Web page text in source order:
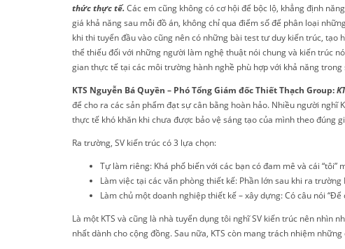
thức thực tế. Các em cũng không có cơ hội để bộc lộ, khẳng định
giá khả năng sau mỗi đồ án, không chỉ qua điểm số để phân loại
khi thi tuyển đầu vào cũng nên có những bài test tư duy kiến trúc, tạo
thể thiếu đối với những người làm nghệ thuật nói chung và kiến trúc
gian thực tế tại các môi trường hành nghề phù hợp với khả năng
KTS Nguyễn Bá Quyền – Phó Tổng Giám đốc Thiết Thạch Group:
để cho ra các sản phẩm đạt sự cân bằng hoàn hảo. Nhiều người nghĩ
thực tế khó khăn khi chưa được bảo vệ sáng tạo của mình theo đúng
Ra trường, SV kiến trúc có 3 lựa chọn:
Tự làm riêng: Khá phổ biến với các bạn có đam mê và cái
Làm việc tại các văn phòng thiết kế: Phần lớn sau khi ra
Làm chủ một doanh nghiệp thiết kế – xây dựng: Có câu nói
Là một KTS và cũng là nhà tuyển dụng tôi nghĩ SV kiến trúc nên nhìn
nhất dành cho cộng đồng. Sau nữa, KTS còn mang trách nhiệm